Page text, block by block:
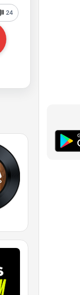
24